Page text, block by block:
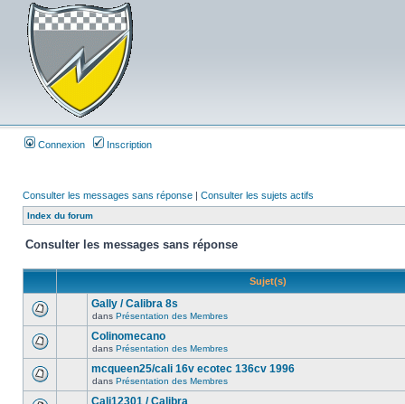
Connexion Inscription
Consulter les messages sans réponse | Consulter les sujets actifs
Index du forum
Consulter les messages sans réponse
Sujet(s)
Gally / Calibra 8s
dans Présentation des Membres
Colinomecano
dans Présentation des Membres
mcqueen25/cali 16v ecotec 136cv 1996
dans Présentation des Membres
Cali12301 / Calibra